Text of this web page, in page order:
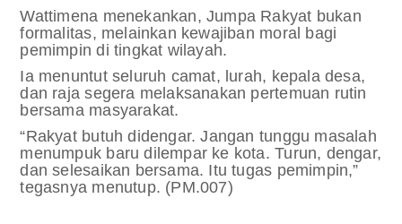
Wattimena menekankan, Jumpa Rakyat bukan
formalitas, melainkan kewajiban moral bagi
pemimpin di tingkat wilayah.
Ia menuntut seluruh camat, lurah, kepala desa,
dan raja segera melaksanakan pertemuan rutin
bersama masyarakat.
“Rakyat butuh didengar. Jangan tunggu masalah
menumpuk baru dilempar ke kota. Turun, dengar,
dan selesaikan bersama. Itu tugas pemimpin,”
tegasnya menutup. (PM.007)